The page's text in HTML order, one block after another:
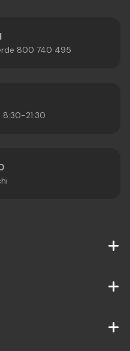
800 740 495
8:30-21:30